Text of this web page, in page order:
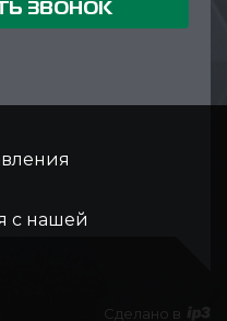
ЗВОНОК
Сделано в
с нашей